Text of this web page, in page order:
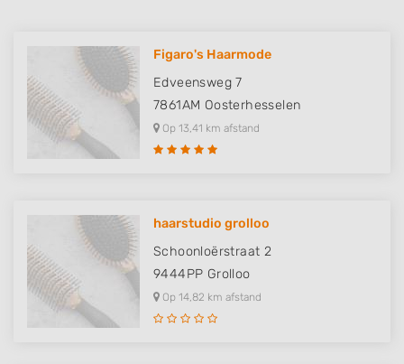
Figaro's Haarmode
Edveensweg 7
7861AM Oosterhesselen
Op 13,41 km afstand
haarstudio grolloo
Schoonloërstraat 2
9444PP Grolloo
Op 14,82 km afstand